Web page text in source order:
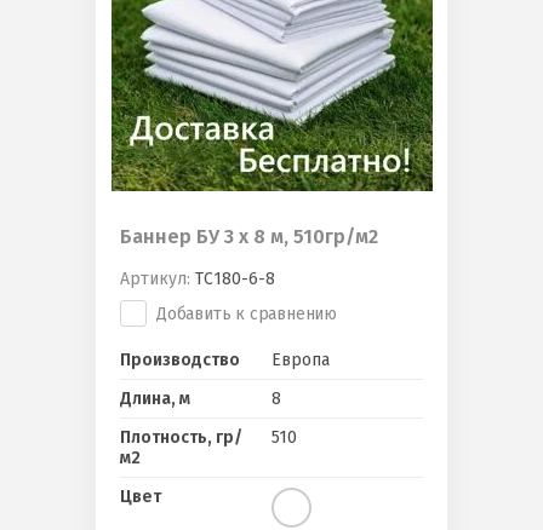
Баннер БУ 3 х 8 м, 510гр/м2
Артикул: ТС180-6-8
Добавить к сравнению
Производство
Европа
Длина, м
8
Плотность, гр/
м2
510
Цвет